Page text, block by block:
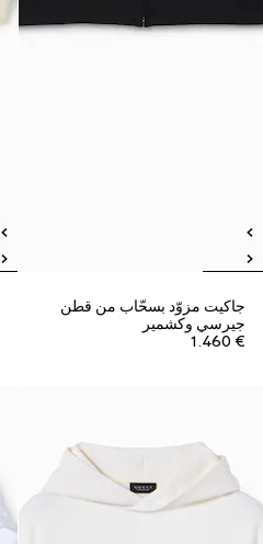
جاكيت مزوّد بسحّاب من قطن
جيرسي وكشمير
€ 1.460